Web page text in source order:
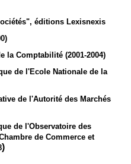
éditions Lexisnexis
la Comptabilité (2001-2004)
de l'Ecole Nationale de la
de l'Autorité des Marchés
de l'Observatoire des
de Commerce et
)